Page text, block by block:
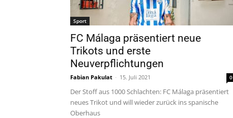
Sport
FC Málaga präsentiert neue
Trikots und erste
Neuverpflichtungen
Fabian Pakulat - 15. Juli 2021 0
Der Stoff aus 1000 Schlachten: FC Málaga präsentiert
neues Trikot und will wieder zurück ins spanische
Oberhaus